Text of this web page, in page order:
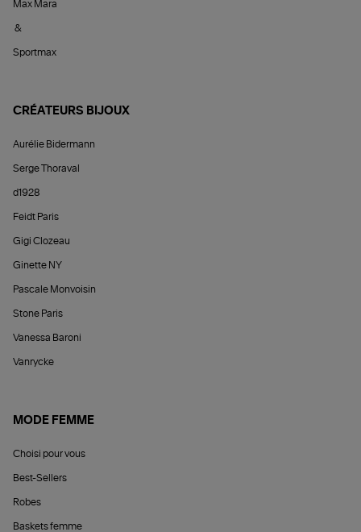
Max Mara
&
Sportmax
CRÉATEURS BIJOUX
Aurélie Bidermann
Serge Thoraval
d1928
Feidt Paris
Gigi Clozeau
Ginette NY
Pascale Monvoisin
Stone Paris
Vanessa Baroni
Vanrycke
MODE FEMME
Choisi pour vous
Best-Sellers
Robes
Baskets femme